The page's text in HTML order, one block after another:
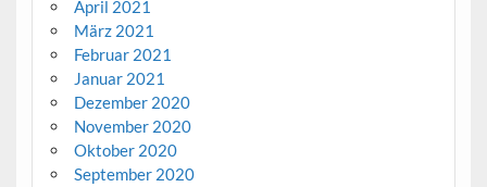
April 2021
März 2021
Februar 2021
Januar 2021
Dezember 2020
November 2020
Oktober 2020
September 2020